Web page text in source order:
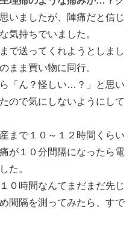
いましたが、陣痛だと信じ
気持ちでいました。
で送ってくれようとしまし
まま買い物に同行。
「ん？怪しい…？」と思い
ので気にしないようにして
まで１０～１２時間くらい
が１０分間隔になったら電
た。
０時間なんてまだまだ先じ
間隔を測ってみたら、すで